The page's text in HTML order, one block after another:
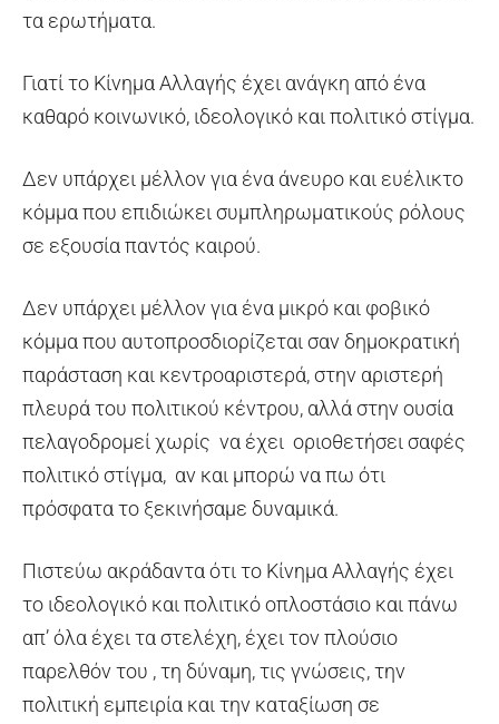
τα ερωτήματα.
Γιατί το Κίνημα Αλλαγής έχει ανάγκη από ένα
καθαρό κοινωνικό, ιδεολογικό και πολιτικό στίγμα.
Δεν υπάρχει μέλλον για ένα άνευρο και ευέλικτο
κόμμα που επιδιώκει συμπληρωματικούς ρόλους
σε εξουσία παντός καιρού.
Δεν υπάρχει μέλλον για ένα μικρό και φοβικό
κόμμα που αυτοπροσδιορίζεται σαν δημοκρατική
παράσταση και κεντροαριστερά, στην αριστερή
πλευρά του πολιτικού κέντρου, αλλά στην ουσία
πελαγοδρομεί χωρίς να έχει οριοθετήσει σαφές
πολιτικό στίγμα, αν και μπορώ να πω ότι
πρόσφατα το ξεκινήσαμε δυναμικά.
Πιστεύω ακράδαντα ότι το Κίνημα Αλλαγής έχει
το ιδεολογικό και πολιτικό οπλοστάσιο και πάνω
απ’ όλα έχει τα στελέχη, έχει τον πλούσιο
παρελθόν του , τη δύναμη, τις γνώσεις, την
πολιτική εμπειρία και την καταξίωση σε